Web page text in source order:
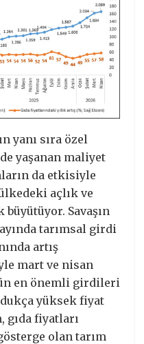
yanı sıra özel
yaşanan maliyet
da etkisiyle
açlık ve
Savaşın
tarımsal girdi
artış
mart ve nisan
en önemli girdileri
yüksek fiyat
gıda fiyatları
olan tarım